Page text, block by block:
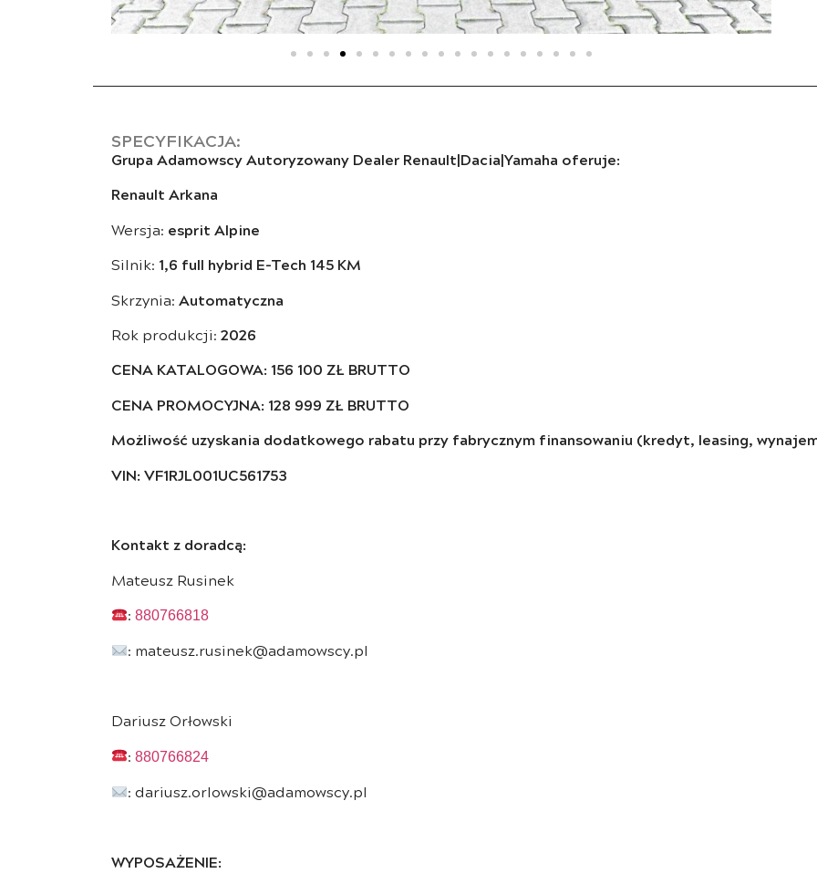
SPECYFIKACJA:
Grupa Adamowscy Autoryzowany Dealer Renault|Dacia|Yamaha oferuje:
Renault Arkana
Wersja: esprit Alpine
Silnik: 1,6 full hybrid E-Tech 145 KM
Skrzynia: Automatyczna
Rok produkcji: 2026
CENA KATALOGOWA: 156 100 ZŁ BRUTTO
CENA PROMOCYJNA: 128 999 ZŁ BRUTTO
Możliwość uzyskania dodatkowego rabatu przy fabrycznym finansowaniu (kredyt, leasing,
VIN: VF1RJL001UC561753
Kontakt z doradcą:
Mateusz Rusinek
:880766818
: mateusz.rusinek@adamowscy.pl
Dariusz Orłowski
:880766824
: dariusz.orlowski@adamowscy.pl
WYPOSAŻENIE: